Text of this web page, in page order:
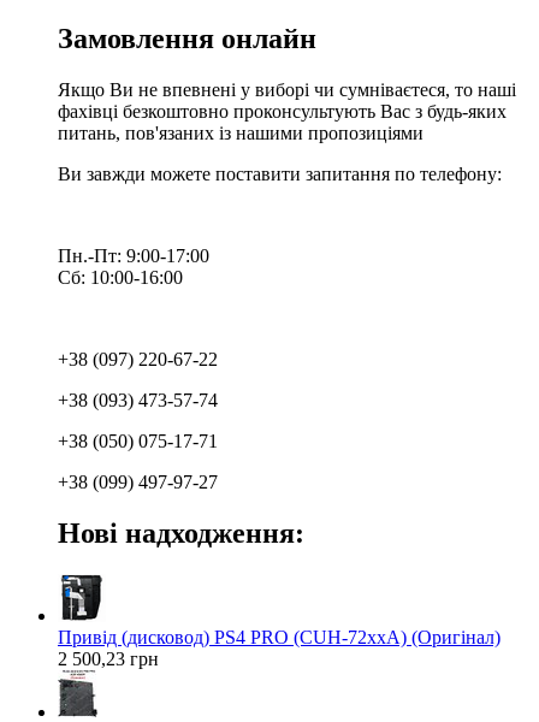
Замовлення онлайн
Якщо Ви не впевнені у виборі чи сумніваєтеся, то наші
фахівці безкоштовно проконсультують Вас з будь-яких
питань, пов'язаних із нашими пропозиціями
Ви завжди можете поставити запитання по телефону:
Пн.-Пт: 9:00-17:00
Сб: 10:00-16:00
+38 (097) 220-67-22
+38 (093) 473-57-74
+38 (050) 075-17-71
+38 (099) 497-97-27
Нові надходження:
Привід (дисковод) PS4 PRO (CUH-72xxA) (Оригінал)
2 500,23 грн